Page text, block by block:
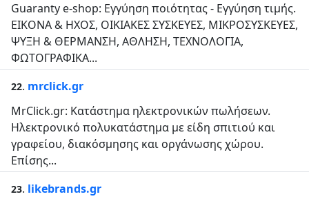
Guaranty e-shop: Εγγύηση ποιότητας - Εγγύηση τιμής.
ΕΙΚΟΝΑ & ΗΧΟΣ, ΟΙΚΙΑΚΕΣ ΣΥΣΚΕΥΕΣ, ΜΙΚΡΟΣΥΣΚΕΥΕΣ,
ΨΥΞΗ & ΘΕΡΜΑΝΣΗ, ΑΘΛΗΣΗ, ΤΕΧΝΟΛΟΓΙΑ,
ΦΩΤΟΓΡΑΦΙΚΑ...
22. mrclick.gr
MrClick.gr: Kατάστημα ηλεκτρονικών πωλήσεων.
Ηλεκτρονικό πολυκατάστημα με είδη σπιτιού και
γραφείου, διακόσμησης και οργάνωσης χώρου.
Επίσης...
23. likebrands.gr